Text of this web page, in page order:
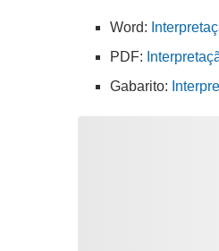
Word:
PDF:
Gabarito: